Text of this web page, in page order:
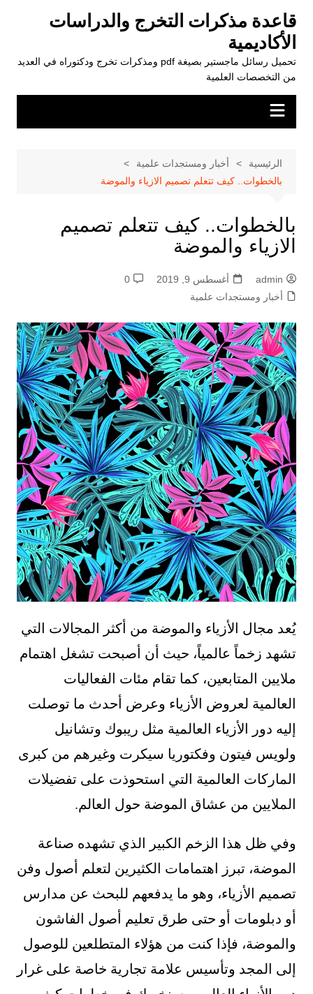
المحتوى
قاعدة مذكرات التخرج والدراسات
الأكاديمية
تحميل رسائل ماجستير بصيغة pdf ومذكرات تخرج ودكتوراه في العديد
من التخصصات العلمية
الرئيسية
أخبار ومستجدات علمية
بالخطوات.. كيف تتعلم تصميم الازياء والموضة
بالخطوات.. كيف تتعلم تصميم
الازياء والموضة
admin أغسطس 9, 2019
0
أخبار ومستجدات علمية
يُعد مجال الأزياء والموضة من أكثر المجالات التي
تشهد زخماً عالمياً، حيث أن أصبحت تشغل اهتمام
ملايين المتابعين، كما تقام مئات الفعاليات
العالمية لعروض الأزياء وعرض أحدث ما توصلت
إليه دور الأزياء العالمية مثل ريبوك وتشانيل
ولويس فيتون وفكتوريا سيكرت وغيرهم من كبرى
الماركات العالمية التي استحوذت على تفضيلات
الملايين من عشاق الموضة حول العالم.
وفي ظل هذا الزخم الكبير الذي تشهده صناعة
الموضة، تبرز اهتمامات الكثيرين لتعلم أصول وفن
تصميم الأزياء، وهو ما يدفعهم للبحث عن مدارس
أو دبلومات أو حتى طرق تعليم أصول الفاشون
والموضة، فإذا كنت من هؤلاء المتطلعين للوصول
إلى المجد وتأسيس علامة تجارية خاصة على غرار